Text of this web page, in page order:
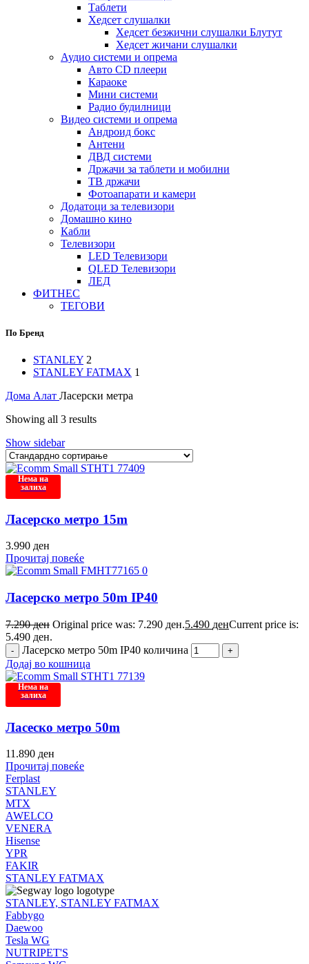
Таблети
Хедсет слушалки
Хедсет безжични слушалки Блутут
Хедсет жичани слушалки
Аудио системи и опрема
Авто CD плеери
Караоке
Мини системи
Радио будилници
Видео системи и опрема
Андроид бокс
Антени
ДВД системи
Држачи за таблети и мобилни
ТВ држачи
Фотоапарати и камери
Додатоци за телевизори
Домашно кино
Кабли
Телевизори
LED Телевизори
QLED Телевизори
ЛЕД
ФИТНЕС
ТЕГОВИ
По Бренд
STANLEY 2
STANLEY FATMAX 1
Дома Алат Ласерски метра
Showing all 3 results
Show sidebar
Нема на
залиха
Ласерско метро 15m
3.990 ден
Прочитај повеќе
Ласерско метро 50m IP40
7.290ден Original price was: 7.290 ден.5.490 денCurrent price is:
5.490 ден.
Ласерско метро 50m IP40 количина
Додај во кошница
Нема на
залиха
Ласеско метро 50m
11.890 ден
Прочитај повеќе
Ferplast
STANLEY
MTX
AWELCO
VENERA
Hisense
YPR
FAKIR
STANLEY FATMAX
STANLEY, STANLEY FATMAX
Fabbygo
Daewoo
Tesla WG
NUTRIPET'S